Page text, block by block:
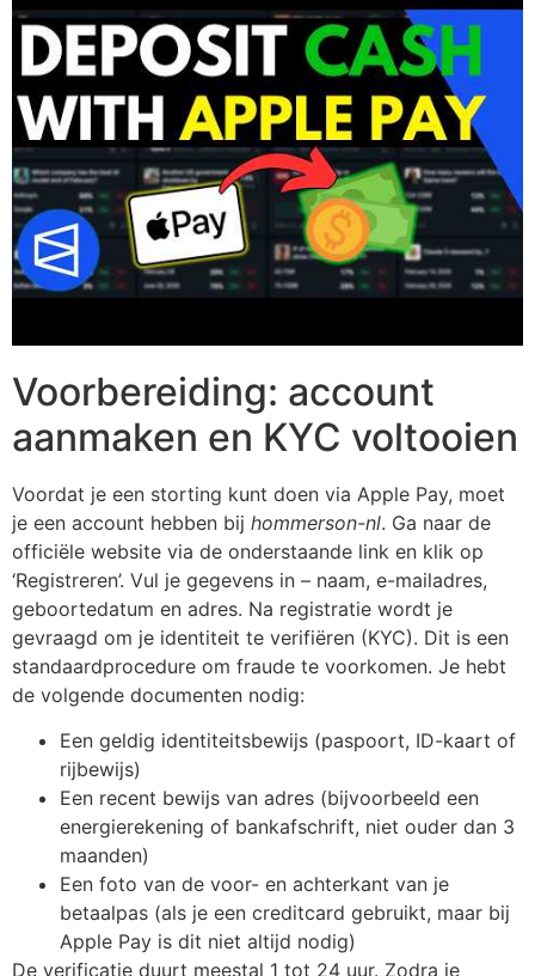
Voorbereiding: account
aanmaken en KYC voltooien
Voordat je een storting kunt doen via Apple Pay, moet
je een account hebben bij hommerson-nl. Ga naar de
officiële website via de onderstaande link en klik op
‘Registreren’. Vul je gegevens in – naam, e-mailadres,
geboortedatum en adres. Na registratie wordt je
gevraagd om je identiteit te verifiëren (KYC). Dit is een
standaardprocedure om fraude te voorkomen. Je hebt
de volgende documenten nodig:
Een geldig identiteitsbewijs (paspoort, ID-kaart of
rijbewijs)
Een recent bewijs van adres (bijvoorbeeld een
energierekening of bankafschrift, niet ouder dan 3
maanden)
Een foto van de voor- en achterkant van je
betaalpas (als je een creditcard gebruikt, maar bij
Apple Pay is dit niet altijd nodig)
De verificatie duurt meestal 1 tot 24 uur. Zodra je